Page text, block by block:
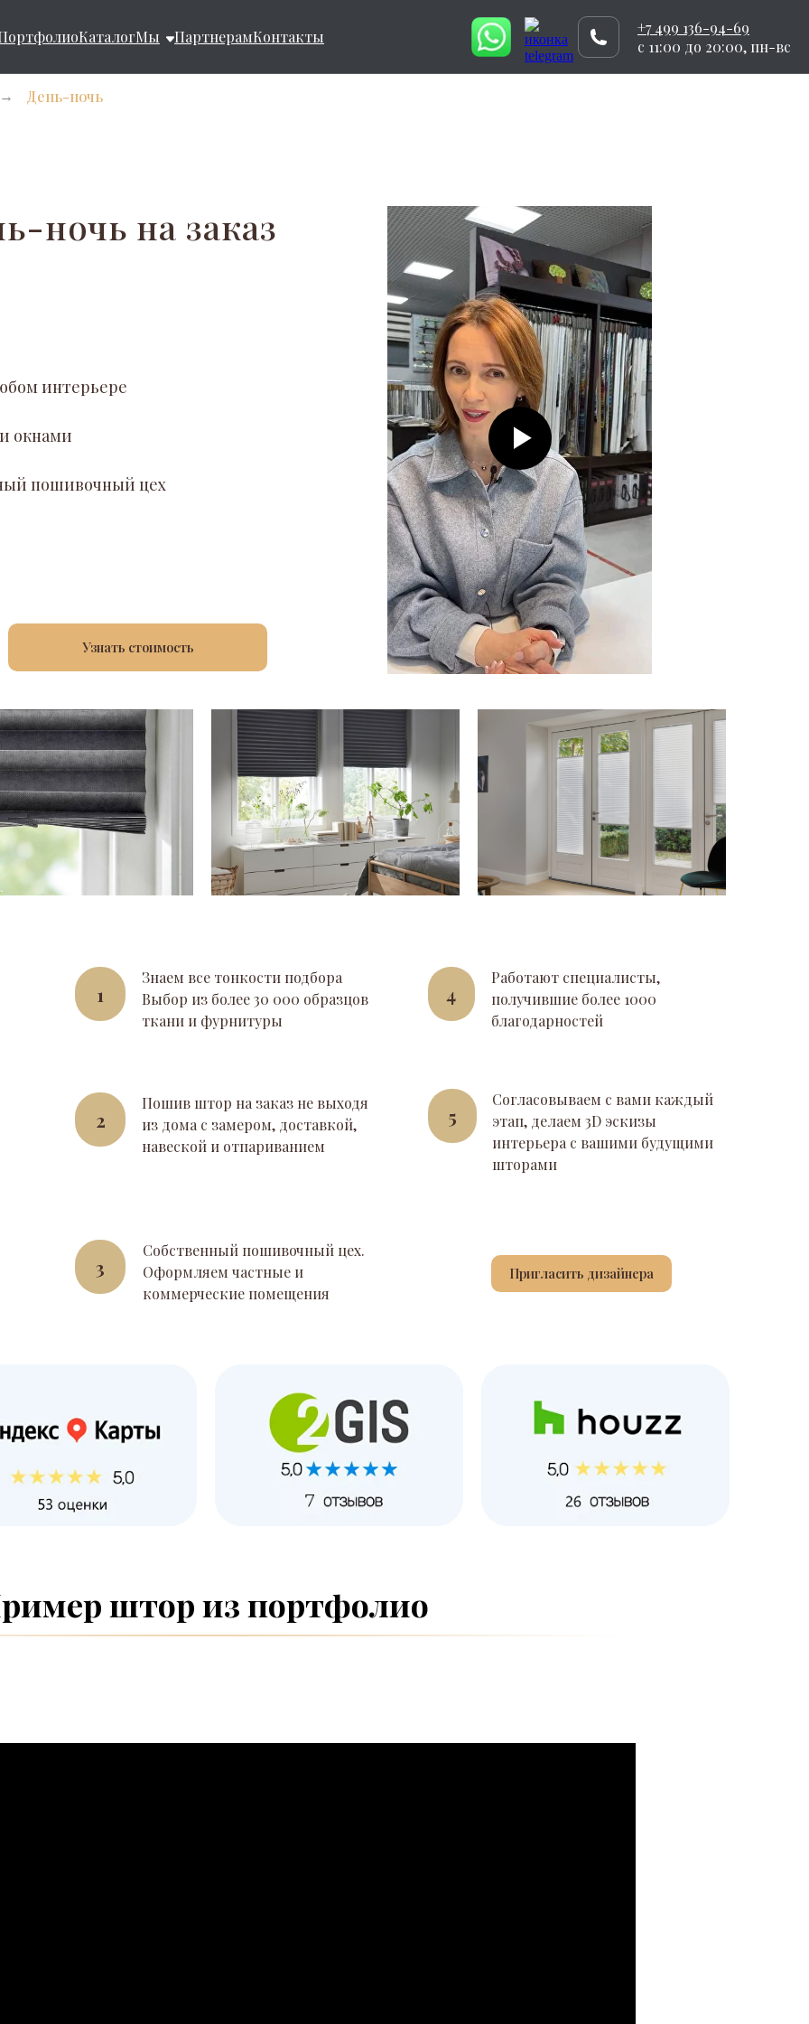
КаталогМы ПартнерамКонтакты
+7 499 136-94-69
c 11:00 до 20:00, пн-вс
→ День-ночь
ночь на заказ
интерьере
окнами
пошивочный цех
Узнать стоимость
Знаем все тонкости подбора
Выбор из более 30 000 образцов
ткани и фурнитуры
1
Пошив штор на заказ не выходя
из дома с замером, доставкой,
навеской и отпариванием
2
Собственный пошивочный цех.
Оформляем частные и
коммерческие помещения
3
Работают специалисты,
получившие более 1000
благодарностей
4
Согласовываем с вами каждый
этап, делаем 3D эскизы
интерьера с вашими будущими
шторами
5
Пригласить дизайнера
штор из портфолио